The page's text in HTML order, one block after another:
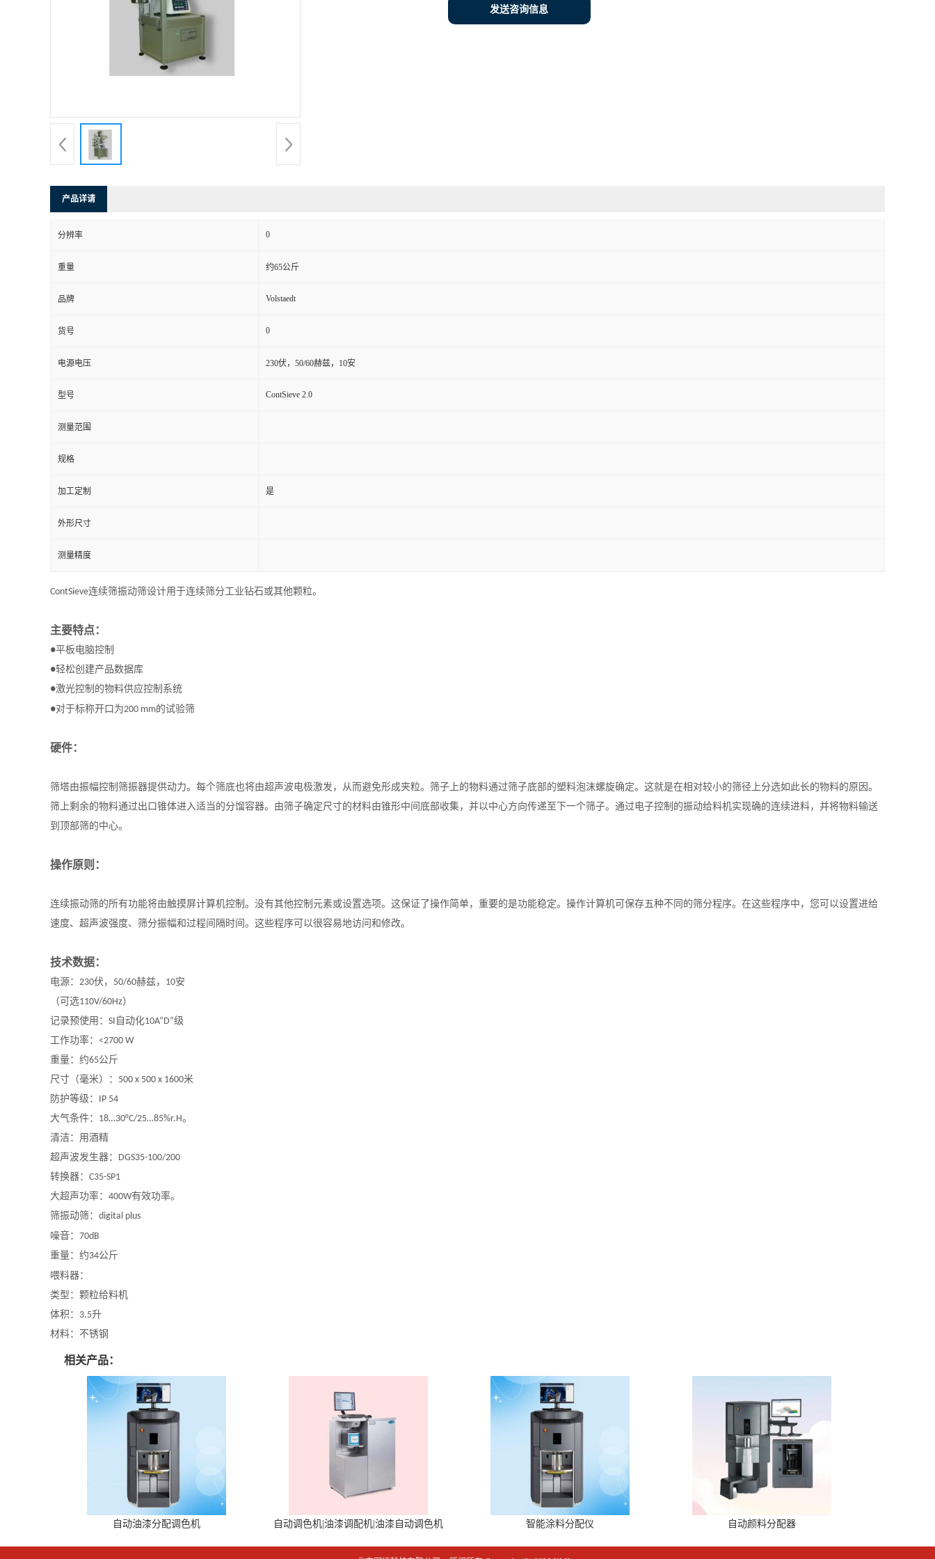
发送咨询信息
产品详请
分辨率 0
重量 约65公斤
品牌 Volstaedt
货号 0
电源电压 230伏，50/60赫兹，10安
型号 ContSieve 2.0
测量范围
规格
加工定制 是
外形尺寸
测量精度
ContSieve连续筛振动筛设计用于连续筛分工业钻石或其他颗粒。
主要特点：
●平板电脑控制
●轻松创建产品数据库
●激光控制的物料供应控制系统
●对于标称开口为200 mm的试验筛
硬件：
筛塔由振幅控制筛振器提供动力。每个筛底也将由超声波电极激发，从而避免形成夹粒。筛子上的物料通过筛子底部的塑料泡沫螺旋确定。这就是在相对较小的筛径上分选如此长的物料的原因。
筛上剩余的物料通过出口锥体进入适当的分馏容器。由筛子确定尺寸的材料由锥形中间底部收集，并以中心方向传递至下一个筛子。通过电子控制的振动给料机实现确的连续进料，并将物料输送
到顶部筛的中心。
操作原则：
连续振动筛的所有功能将由触摸屏计算机控制。没有其他控制元素或设置选项。这保证了操作简单，重要的是功能稳定。操作计算机可保存五种不同的筛分程序。在这些程序中，您可以设置进给
速度、超声波强度、筛分振幅和过程间隔时间。这些程序可以很容易地访问和修改。
技术数据：
电源： 230伏， 50/60赫兹， 10安
（可选110V/60Hz）
记录预使用： SI 自动化10A“D”级
工作功率： <2700 W
重量：约65公斤
尺寸（毫米）： 500 x 500 x 1600米
防护等级： IP 54
大气条件： 18…30°C/25…85%r.H。
清洁：用酒精
超声波发生器： DGS35-100/200
转换器： C35-SP1
大超声功率： 400W有效功率。
筛振动筛： digital plus
噪音： 70dB
重量：约34公斤
喂料器：
类型：颗粒给料机
体积： 3.5升
材料：不锈钢
相关产品：
自动油漆分配调色机 自动调色机|油漆调配机|油漆自动调色机 智能涂料分配仪 自动颜料分配器